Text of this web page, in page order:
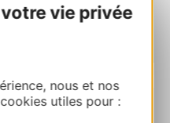
vie privée
nous et nos
utiles pour :